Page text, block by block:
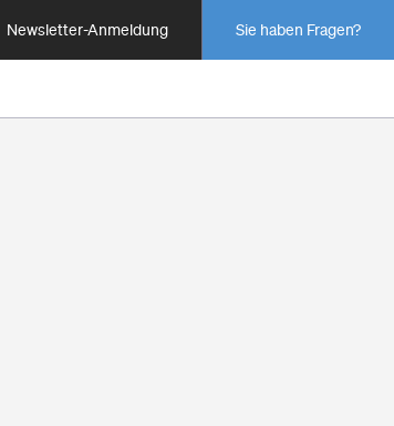
Newsletter-Anmeldung Sie haben Fragen?